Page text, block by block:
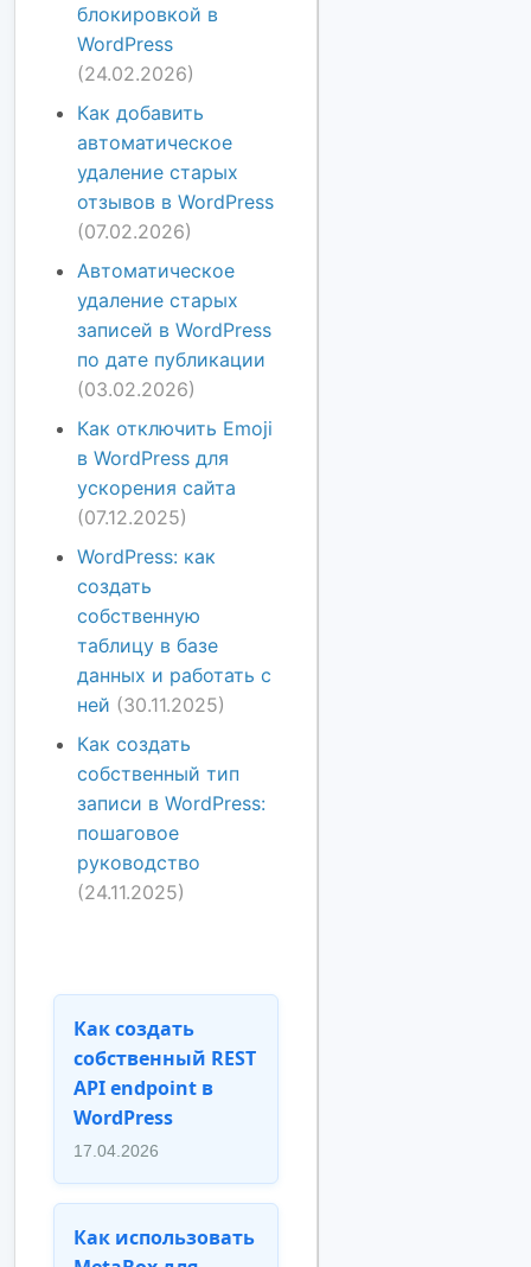
блокировкой в
WordPress
(24.02.2026)
Как добавить
автоматическое
удаление старых
отзывов в WordPress
(07.02.2026)
Автоматическое
удаление старых
записей в WordPress
по дате публикации
(03.02.2026)
Как отключить Emoji
в WordPress для
ускорения сайта
(07.12.2025)
WordPress: как
создать
собственную
таблицу в базе
данных и работать с
ней (30.11.2025)
Как создать
собственный тип
записи в WordPress:
пошаговое
руководство
(24.11.2025)
Как создать
собственный REST
API endpoint в
WordPress
17.04.2026
Как использовать